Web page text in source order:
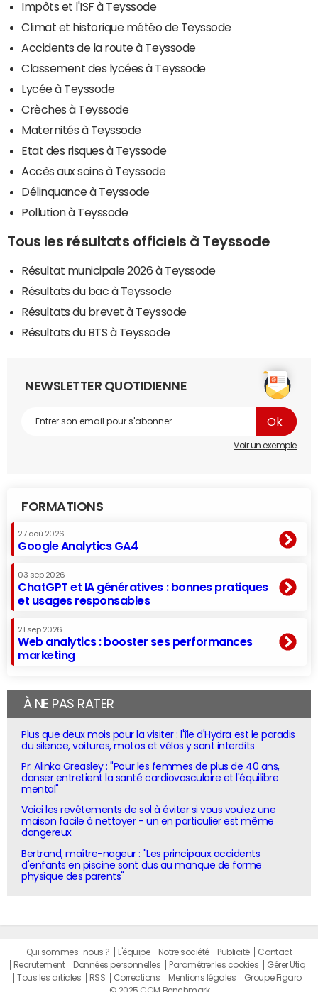
Impôts et l'ISF à Teyssode
Climat et historique météo de Teyssode
Accidents de la route à Teyssode
Classement des lycées à Teyssode
Lycée à Teyssode
Crèches à Teyssode
Maternités à Teyssode
Etat des risques à Teyssode
Accès aux soins à Teyssode
Délinquance à Teyssode
Pollution à Teyssode
Tous les résultats officiels à Teyssode
Résultat municipale 2026 à Teyssode
Résultats du bac à Teyssode
Résultats du brevet à Teyssode
Résultats du BTS à Teyssode
NEWSLETTER QUOTIDIENNE
Voir un exemple
FORMATIONS
27 aoû 2026
Google Analytics GA4
03 sep 2026
ChatGPT et IA génératives : bonnes pratiques
et usages responsables
21 sep 2026
Web analytics : booster ses performances
marketing
À NE PAS RATER
Plus que deux mois pour la visiter : l'île d'Hydra est le paradis
du silence, voitures, motos et vélos y sont interdits
Pr. Alinka Greasley : "Pour les femmes de plus de 40 ans,
danser entretient la santé cardiovasculaire et l'équilibre
mental"
Voici les revêtements de sol à éviter si vous voulez une
maison facile à nettoyer - un en particulier est même
dangereux
Bertrand, maître-nageur : "Les principaux accidents
d'enfants en piscine sont dus au manque de forme
physique des parents"
Qui sommes-nous ? L'équipe Notre société Publicité
Contact
Recrutement
Données personnelles Paramétrer les cookies
Gérer Utiq
Tous les articles
RSS Corrections Mentions légales
Groupe Figaro
© 2025 CCM Benchmark